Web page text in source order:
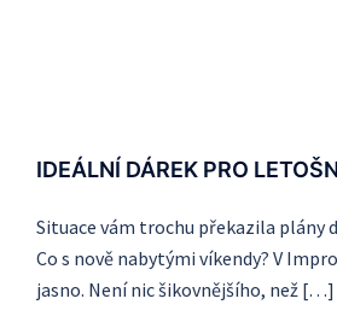
IDEÁLNÍ DÁREK PRO
Situace vám trochu překazila plány
Co s nově nabytými víkendy? V
jasno. Není nic šikovnějšího, než […]